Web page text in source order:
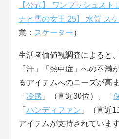
【公式】 ワンプッシュスト
ナと雪の女王 25】 水筒 ス
業： スケーター）
生活者価値観調査によると
「汗」「熱中症」への不満
るアイテムへのニーズが高
「冷感 」（直近30位）、「
「ハンディファン 」（直近
アイテムが支持されています